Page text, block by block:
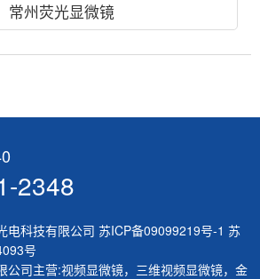
常州荧光显微镜
2348
电科技有限公司 苏ICP备09099219号-1 苏
号
公司主营:视频显微镜， 三维视频显微镜， 金